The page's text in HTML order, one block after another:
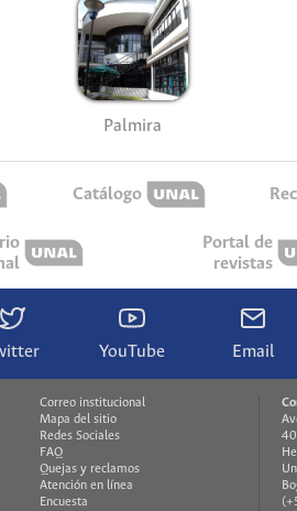
Palmira
Catálogo
Portal de
revistas
YouTube Email
Correo institucional
Mapa del sitio
Redes Sociales
FAQ
Quejas y reclamos
Atención en línea
Encuesta